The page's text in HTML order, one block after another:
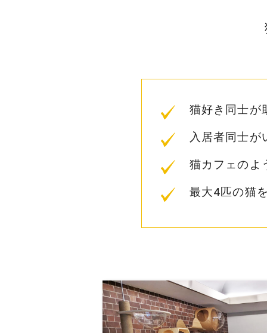
猫好き同士が
入居者同士が
猫カフェのよ
最大4匹の猫